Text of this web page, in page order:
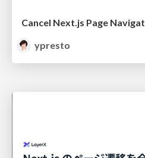
Cancel Next.js Page
ypresto